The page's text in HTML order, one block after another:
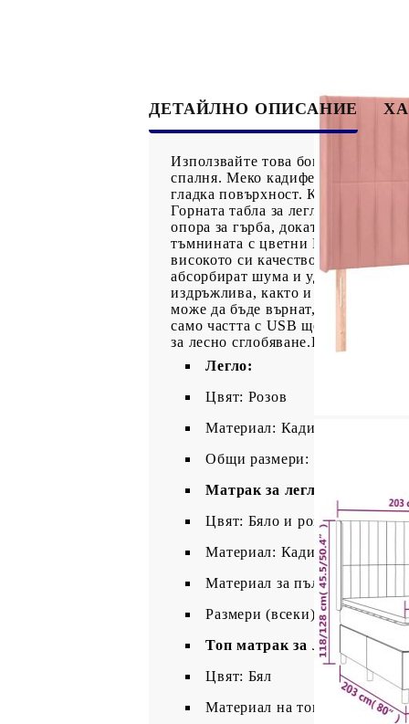
ДЕТАЙЛНО ОПИСАНИЕ
Използвайте това боксспринг
спалня. Меко кадифе: Кадифето е
гладка повърхност. Кадифената
Горната табла за легло се
опора за гърба, докато седите в
тъмнината с цветни LED
високото си качество, като
абсорбират шума и ударите,
издръжлива, както и щадяща
може да бъде върнат, ако
само частта с USB ще продължи
за лесно сглобяване.Продуктът
Легло:
Цвят: Розов
Материал: Кадифе (100%
Общи размери: 203 x 203 x
Матрак за легло:
Цвят: Бяло и розово
Материал: Кадифе (100%
Материал за пълнеж: Покет
Размери (всеки): 100 x 200
Топ матрак за легло:
Цвят: Бял
Материал на топ матрака: